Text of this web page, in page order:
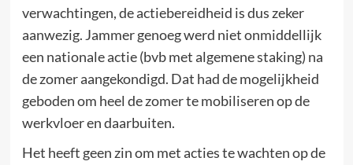
verwachtingen, de actiebereidheid is dus zeker
aanwezig. Jammer genoeg werd niet onmiddellijk
een nationale actie (bvb met algemene staking) na
de zomer aangekondigd. Dat had de mogelijkheid
geboden om heel de zomer te mobiliseren op de
werkvloer en daarbuiten.
Het heeft geen zin om met acties te wachten op de